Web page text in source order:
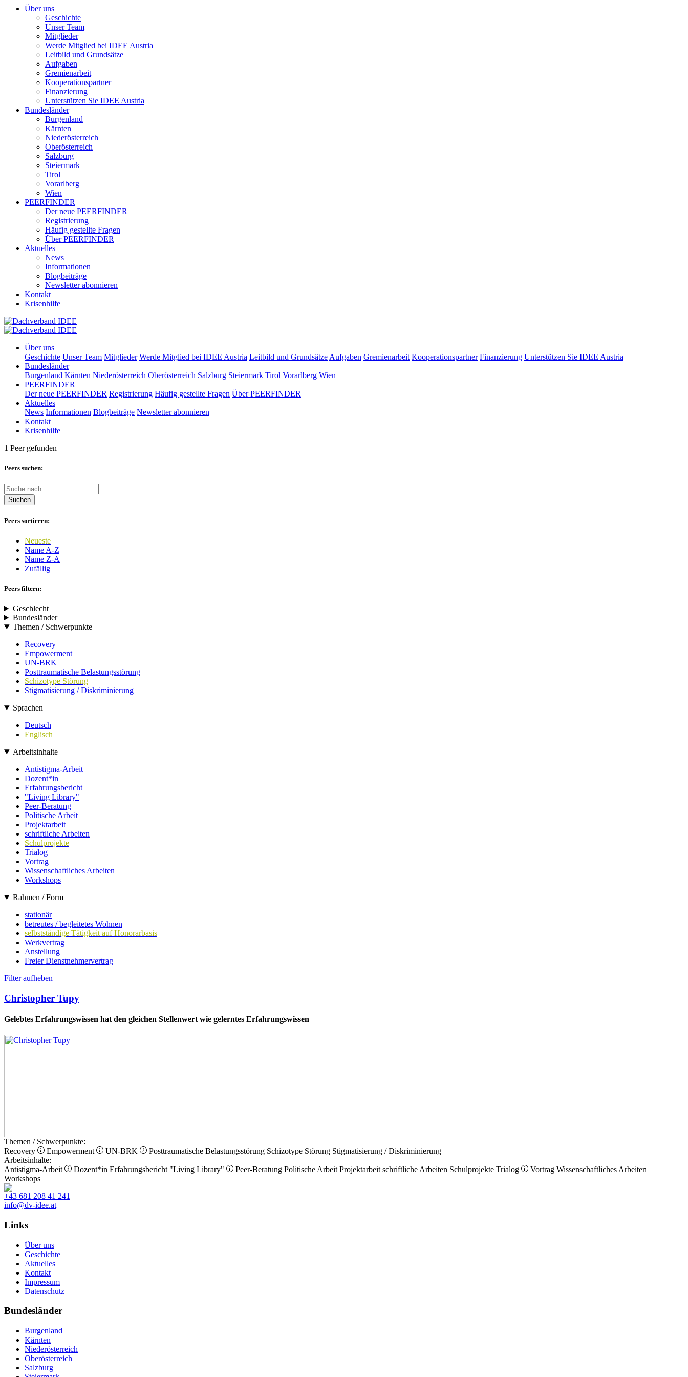
Über uns
Geschichte
Unser Team
Mitglieder
Werde Mitglied bei IDEE Austria
Leitbild und Grundsätze
Aufgaben
Gremienarbeit
Kooperationspartner
Finanzierung
Unterstützen Sie IDEE Austria
Bundesländer
Burgenland
Kärnten
Niederösterreich
Oberösterreich
Salzburg
Steiermark
Tirol
Vorarlberg
Wien
PEERFINDER
Der neue PEERFINDER
Registrierung
Häufig gestellte Fragen
Über PEERFINDER
Aktuelles
News
Informationen
Blogbeiträge
Newsletter abonnieren
Kontakt
Krisenhilfe
Über uns
Geschichte Unser Team Mitglieder Werde Mitglied bei IDEE Austria Leitbild und Grundsätze Aufgaben Gremienarbeit Kooperationspartner Finanzierung Unterstützen Sie IDEE Austria
Bundesländer
Burgenland Kärnten Niederösterreich Oberösterreich Salzburg Steiermark Tirol Vorarlberg Wien
PEERFINDER
Der neue PEERFINDER Registrierung Häufig gestellte Fragen Über PEERFINDER
Aktuelles
News Informationen Blogbeiträge Newsletter abonnieren
Kontakt
Krisenhilfe
1 Peer gefunden
Peers suchen:
Suchen
Peers sortieren:
Neueste
Name A-Z
Name Z-A
Zufällig
Peers filtern:
Geschlecht
Bundesländer
Themen / Schwerpunkte
Recovery
Empowerment
UN-BRK
Posttraumatische Belastungsstörung
Schizotype Störung
Stigmatisierung / Diskriminierung
Sprachen
Deutsch
Englisch
Arbeitsinhalte
Antistigma-Arbeit
Dozent*in
Erfahrungsbericht
"Living Library"
Peer-Beratung
Politische Arbeit
Projektarbeit
schriftliche Arbeiten
Schulprojekte
Trialog
Vortrag
Wissenschaftliches Arbeiten
Workshops
Rahmen / Form
stationär
betreutes / begleitetes Wohnen
selbstständige Tätigkeit auf Honorarbasis
Werkvertrag
Anstellung
Freier Dienstnehmervertrag
Filter aufheben
Christopher Tupy
Gelebtes Erfahrungswissen hat den gleichen Stellenwert wie gelerntes Erfahrungswissen
Themen / Schwerpunkte:
Recovery
Empowerment UN-BRK Posttraumatische Belastungsstörung Schizotype Störung Stigmatisierung / Diskriminierung
Arbeitsinhalte:
Antistigma-Arbeit
Dozent*in Erfahrungsbericht "Living Library" Peer-Beratung Politische Arbeit Projektarbeit schriftliche Arbeiten Schulprojekte Trialog Vortrag Wissenschaftliches Arbeiten
Workshops
+43 681 208 41 241
info@dv-idee.at
Links
Über uns
Geschichte
Aktuelles
Kontakt
Impressum
Datenschutz
Bundesländer
Burgenland
Kärnten
Niederösterreich
Oberösterreich
Salzburg